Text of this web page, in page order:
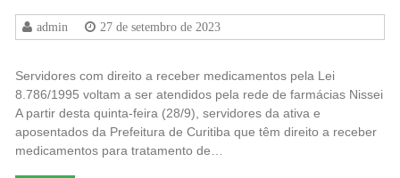
admin 27 de setembro de 2023
Servidores com direito a receber medicamentos pela Lei
8.786/1995 voltam a ser atendidos pela rede de farmácias Nissei
A partir desta quinta-feira (28/9), servidores da ativa e
aposentados da Prefeitura de Curitiba que têm direito a receber
medicamentos para tratamento de…